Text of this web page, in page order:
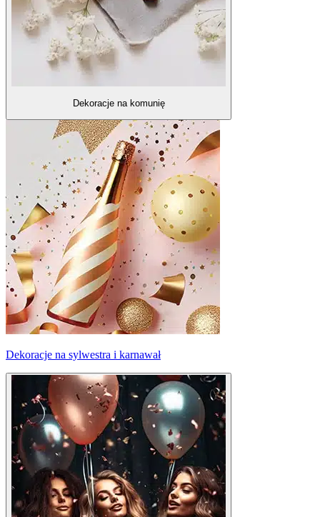
Dekoracje na komunię
Dekoracje na sylwestra i karnawał